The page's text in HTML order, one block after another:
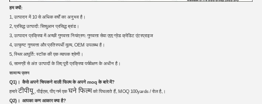
हम क्यों:
1, उत्पादन में 10 से अधिक वर्षों का अनुभव है।
2, प्रसिद्ध उत्पादों: सिचुआन प्रसिद्ध ब्रांड।
3, उत्पादन प्रक्रिया में अच्छी गुणवत्ता नियंत्रण: गुणवत्ता सेवा एएए ग्रेड क्रेडिट एंटरप्राइज
4, उत्कृष्ट गुणवत्ता और प्रतिस्पर्धी मूल्य, OEM उपलब्ध है।
5, स्थिर आपूर्ति: स्टॉक की एक व्यापक श्रेणी।
6, सामग्री से अंत उत्पादों के लिए पूरी प्रक्रिया पर्यवेक्षण के अधीन है।
सामान्य प्रश्न
Q1)। कैसे अपने चिपकने वाली फिल्म के अपने moq के बारे में?
हमारेटीपीयू , पीईएस, पीए गर्म एक घने फिल्म को पिघलाते हैं, MOQ 100yards / रोल है,।
Q2)। आपका कण आकार क्या है?